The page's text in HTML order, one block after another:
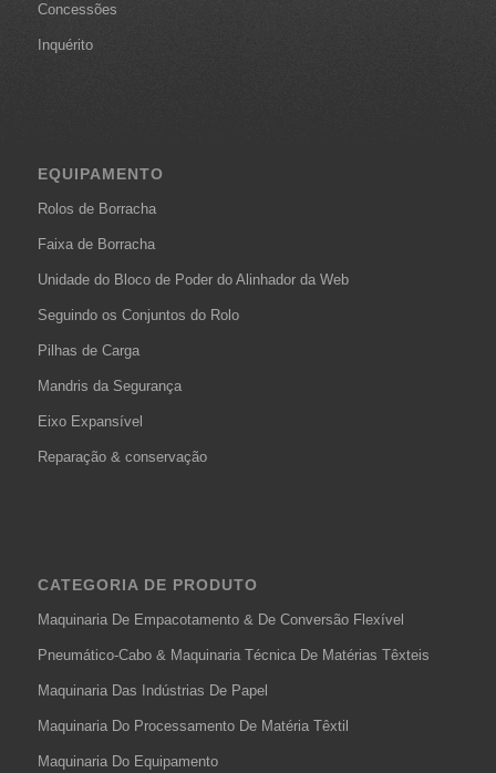
Concessões
Inquérito
EQUIPAMENTO
Rolos de Borracha
Faixa de Borracha
Unidade do Bloco de Poder do Alinhador da Web
Seguindo os Conjuntos do Rolo
Pilhas de Carga
Mandris da Segurança
Eixo Expansível
Reparação & conservação
CATEGORIA DE PRODUTO
Maquinaria De Empacotamento & De Conversão Flexível
Pneumático-Cabo & Maquinaria Técnica De Matérias Têxteis
Maquinaria Das Indústrias De Papel
Maquinaria Do Processamento De Matéria Têxtil
Maquinaria Do Equipamento